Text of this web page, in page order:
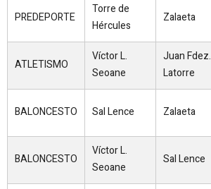
PREDEPORTE
Torre de
Hércules
Zalaeta
ATLETISMO
Víctor L.
Seoane
Juan Fdez.
Latorre
BALONCESTO Sal Lence Zalaeta
BALONCESTO
Víctor L.
Seoane
Sal Lence